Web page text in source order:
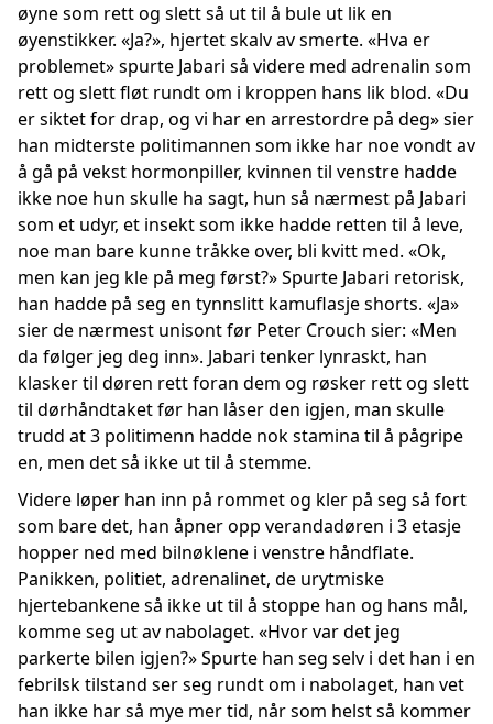
øyne som rett og slett så ut til å bule ut lik en
øyenstikker. «Ja?», hjertet skalv av smerte. «Hva er
problemet» spurte Jabari så videre med adrenalin som
rett og slett fløt rundt om i kroppen hans lik blod. «Du
er siktet for drap, og vi har en arrestordre på deg» sier
han midterste politimannen som ikke har noe vondt av
å gå på vekst hormonpiller, kvinnen til venstre hadde
ikke noe hun skulle ha sagt, hun så nærmest på Jabari
som et udyr, et insekt som ikke hadde retten til å leve,
noe man bare kunne tråkke over, bli kvitt med. «Ok,
men kan jeg kle på meg først?» Spurte Jabari retorisk,
han hadde på seg en tynnslitt kamuflasje shorts. «Ja»
sier de nærmest unisont før Peter Crouch sier: «Men
da følger jeg deg inn». Jabari tenker lynraskt, han
klasker til døren rett foran dem og røsker rett og slett
til dørhåndtaket før han låser den igjen, man skulle
trudd at 3 politimenn hadde nok stamina til å pågripe
en, men det så ikke ut til å stemme.
Videre løper han inn på rommet og kler på seg så fort
som bare det, han åpner opp verandadøren i 3 etasje
hopper ned med bilnøklene i venstre håndflate.
Panikken, politiet, adrenalinet, de urytmiske
hjertebankene så ikke ut til å stoppe han og hans mål,
komme seg ut av nabolaget. «Hvor var det jeg
parkerte bilen igjen?» Spurte han seg selv i det han i en
febrilsk tilstand ser seg rundt om i nabolaget, han vet
han ikke har så mye mer tid, når som helst så kommer